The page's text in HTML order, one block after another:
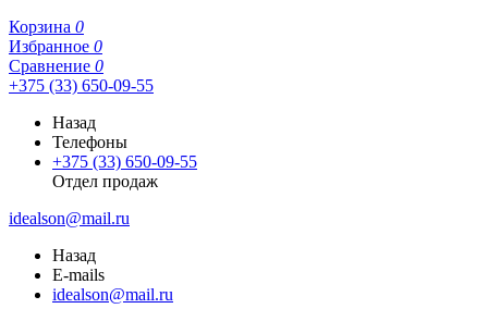
Корзина 0
Избранное 0
Сравнение 0
+375 (33) 650-09-55
Назад
Телефоны
+375 (33) 650-09-55
Отдел продаж
idealson@mail.ru
Назад
E-mails
idealson@mail.ru